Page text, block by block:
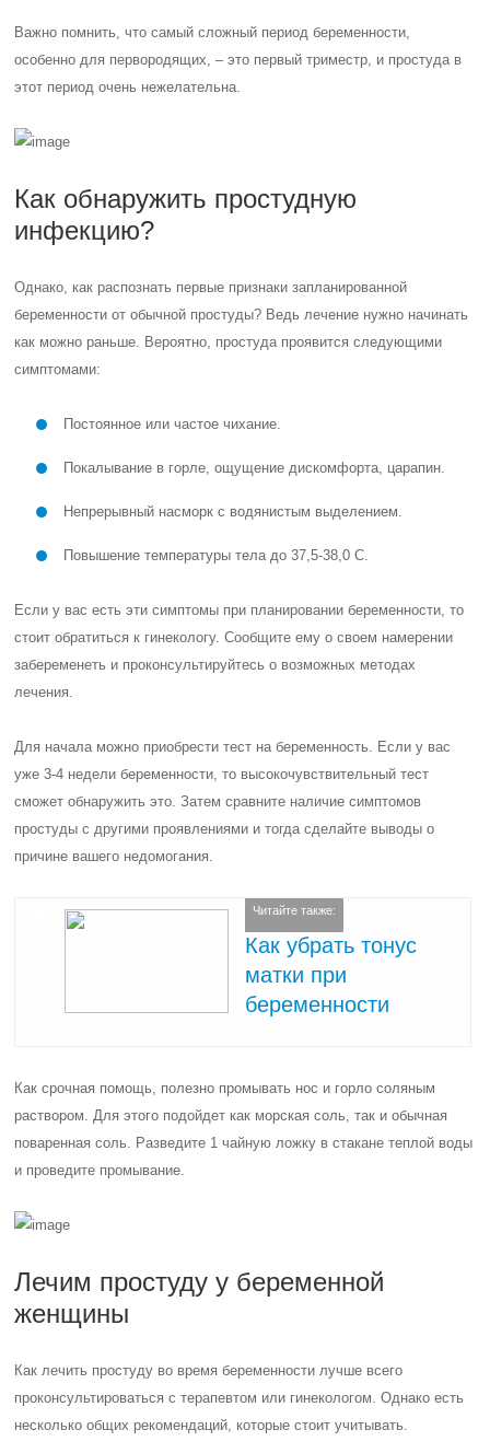
Важно помнить, что самый сложный период беременности,
особенно для первородящих, – это первый триместр, и простуда в
этот период очень нежелательна.
Как обнаружить простудную
инфекцию?
Однако, как распознать первые признаки запланированной
беременности от обычной простуды? Ведь лечение нужно начинать
как можно раньше. Вероятно, простуда проявится следующими
симптомами:
Постоянное или частое чихание.
Покалывание в горле, ощущение дискомфорта, царапин.
Непрерывный насморк с водянистым выделением.
Повышение температуры тела до 37,5-38,0 С.
Если у вас есть эти симптомы при планировании беременности, то
стоит обратиться к гинекологу. Сообщите ему о своем намерении
забеременеть и проконсультируйтесь о возможных методах
лечения.
Для начала можно приобрести тест на беременность. Если у вас
уже 3-4 недели беременности, то высокочувствительный тест
сможет обнаружить это. Затем сравните наличие симптомов
простуды с другими проявлениями и тогда сделайте выводы о
причине вашего недомогания.
Читайте также:
Как убрать тонус
матки при
беременности
Как срочная помощь, полезно промывать нос и горло соляным
раствором. Для этого подойдет как морская соль, так и обычная
поваренная соль. Разведите 1 чайную ложку в стакане теплой воды
и проведите промывание.
Лечим простуду у беременной
женщины
Как лечить простуду во время беременности лучше всего
проконсультироваться с терапевтом или гинекологом. Однако есть
несколько общих рекомендаций, которые стоит учитывать.